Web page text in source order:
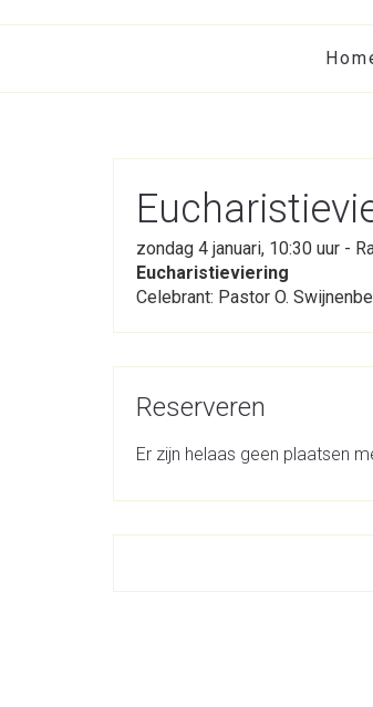
zondag 4 januari, 10:30 uur -
Eucharistieviering
Celebrant: Pastor O.
Reserveren
Er zijn helaas geen plaatsen